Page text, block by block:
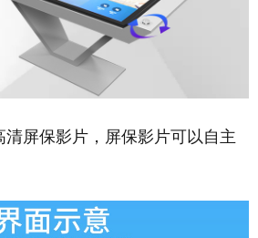
清屏保影片，屏保影片可以自主